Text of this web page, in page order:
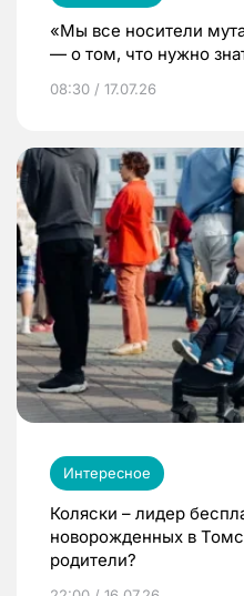
«Мы все носители
— о том, что нужно
08:30 / 17.07.26
Интересное
Коляски – лидер
новорожденных в
родители?